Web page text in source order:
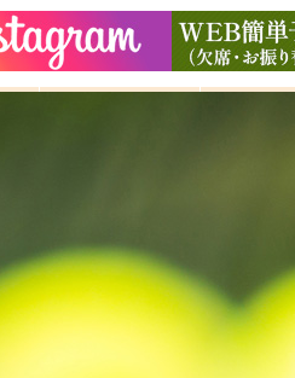
施設ガイド ギャラ